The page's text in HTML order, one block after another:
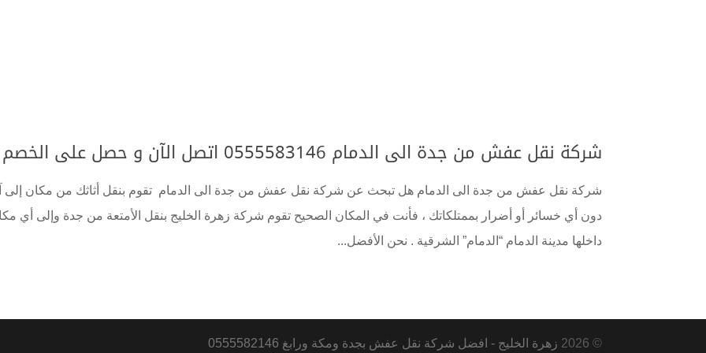
شركة نقل عفش من جدة الى الدمام 0555583146 اتصل الآن و حصل على الخصم
شركة نقل عفش من جدة الى الدمام هل تبحث عن شركة نقل عفش من جدة الى الدمام تقوم بنقل أثاثك من مكان إلى
دون أي خسائر أو أضرار بممتلكاتك ، فأنت في المكان الصحيح تقوم شركة زهرة الخليج بنقل الأمتعة من جدة وإلى أي
داخلها مدينة الدمام “الدمام” الشرقية . نحن الأفضل...
© 2026 زهرة الخليج - افضل شركة نقل عفش بجدة ومكة ورابغ 0555582146